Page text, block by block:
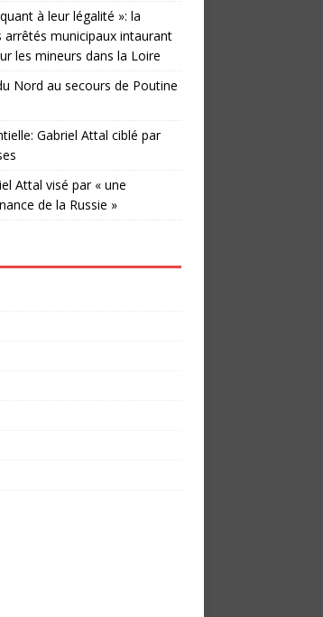
à leur légalité »: la
arrêtés municipaux intaurant
les mineurs dans la Loire
Nord au secours de Poutine
Gabriel Attal ciblé par
Attal visé par « une
de la Russie »